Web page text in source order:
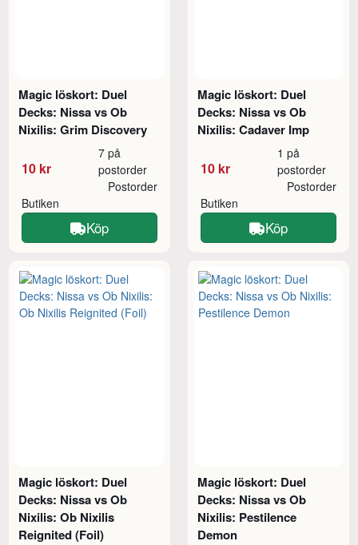
Magic löskort: Duel
Decks: Nissa vs Ob
Nixilis: Grim Discovery
10 kr
7 på
postorder
Butiken
Postorder
Köp
Magic löskort: Duel
Decks: Nissa vs Ob
Nixilis: Cadaver Imp
10 kr
1 på
postorder
Butiken
Postorder
Köp
Magic löskort: Duel
Decks: Nissa vs Ob
Nixilis: Ob Nixilis
Reignited (Foil)
Magic löskort: Duel
Decks: Nissa vs Ob
Nixilis: Pestilence
Demon